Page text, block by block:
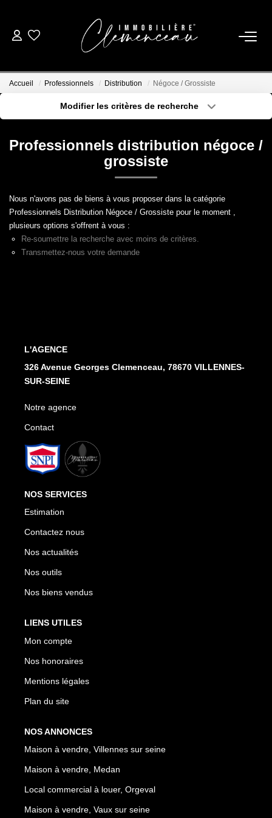
ESTIMATION
BIENS VENDUS
NOTRE AGENCE
Accueil Professionnels Distribution Négoce / Grossiste
Modifier les critères de recherche
Type de bien
Surface min
Créer une alerte
Professionnels distribution négoce /
grossiste
Nous n'avons pas de biens à vous proposer dans la catégorie
Professionnels Distribution Négoce / Grossiste pour le moment ,
plusieurs options s'offrent à vous :
Re-soumettre la recherche avec moins de critères.
Transmettez-nous votre demande
L'AGENCE
326 Avenue Georges Clemenceau, 78670 VILLENNES-
SUR-SEINE
Notre agence
Contact
NOS SERVICES
Estimation
Contactez nous
Nos actualités
Nos outils
Nos biens vendus
LIENS UTILES
Mon compte
Nos honoraires
Mentions légales
Plan du site
NOS ANNONCES
Maison à vendre, Villennes sur seine
Maison à vendre, Medan
Local commercial à louer, Orgeval
Maison à vendre, Vaux sur seine